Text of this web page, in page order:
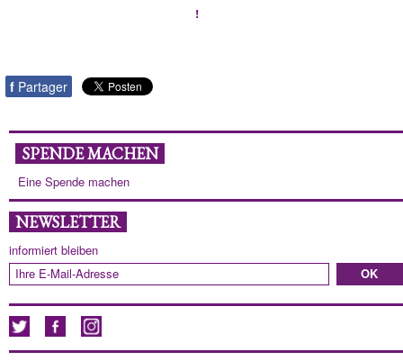
!
f Partager
SPENDE MACHEN
Eine Spende machen
NEWSLETTER
informiert bleiben